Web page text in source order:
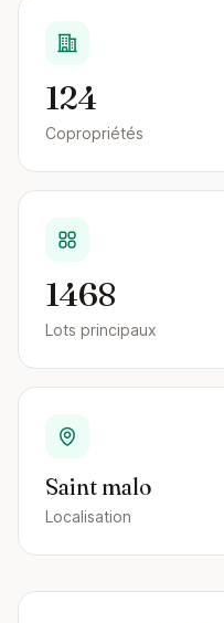
124
Copropriétés
1468
Lots principaux
Saint malo
Localisation